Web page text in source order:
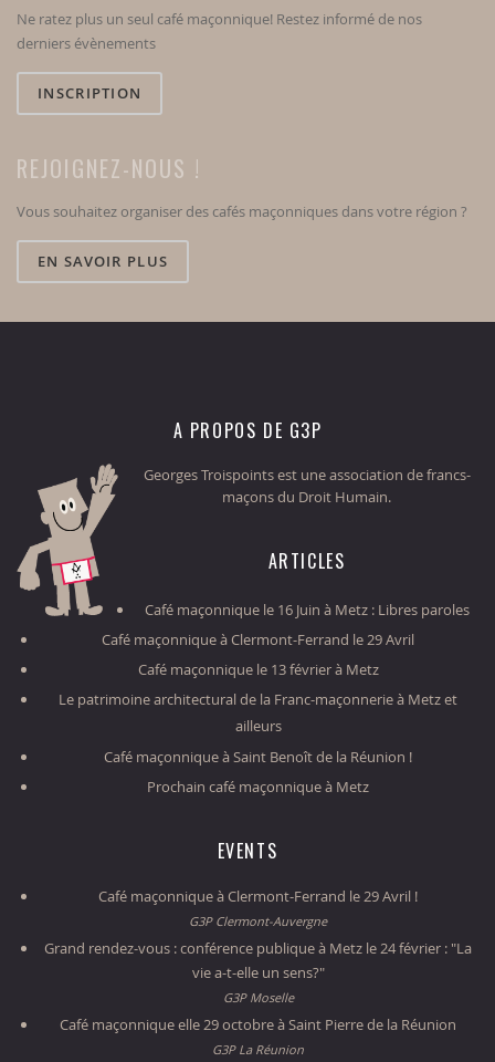
Ne ratez plus un seul café maçonnique! Restez informé de nos
derniers évènements
INSCRIPTION
REJOIGNEZ-NOUS !
Vous souhaitez organiser des cafés maçonniques dans votre région ?
EN SAVOIR PLUS
A PROPOS DE G3P
Georges Troispoints est une association de francs-
maçons du Droit Humain.
ARTICLES
Café maçonnique le 16 Juin à Metz : Libres paroles
Café maçonnique à Clermont-Ferrand le 29 Avril
Café maçonnique le 13 février à Metz
Le patrimoine architectural de la Franc-maçonnerie à Metz et
ailleurs
Café maçonnique à Saint Benoît de la Réunion !
Prochain café maçonnique à Metz
EVENTS
Café maçonnique à Clermont-Ferrand le 29 Avril !
G3P Clermont-Auvergne
Grand rendez-vous : conférence publique à Metz le 24 février : "La
vie a-t-elle un sens?"
G3P Moselle
Café maçonnique elle 29 octobre à Saint Pierre de la Réunion
G3P La Réunion